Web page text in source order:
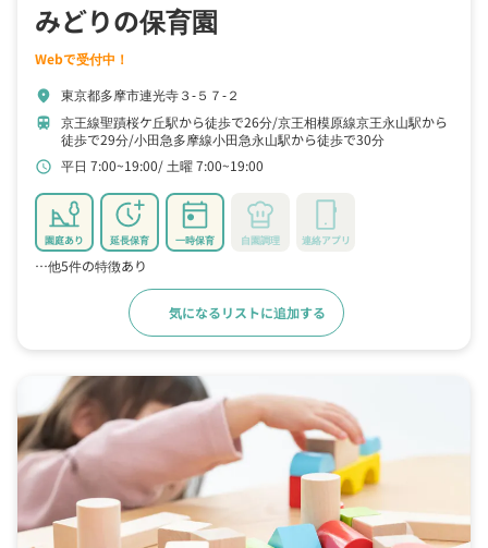
みどりの保育園
Webで受付中！
location_on 東京都多摩市連光寺３‐５７‐２
train 京王線聖蹟桜ケ丘駅から徒歩で26分 京王相模原線京王永山駅から
徒歩で29分 小田急多摩線小田急永山駅から徒歩で30分
schedule 平日 7:00~19:00 土曜 7:00~19:00
園庭あり 延長保育 一時保育 自園調理 連絡アプリ
…他5件の特徴あり
気になるリストに追加する